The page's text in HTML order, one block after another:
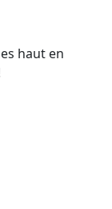
haut en